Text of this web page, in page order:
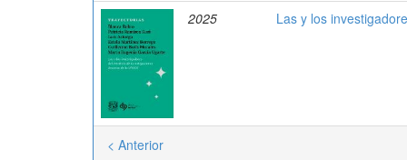
2025 Las y los
< Anterior